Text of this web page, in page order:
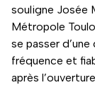
souligne Josée
Métropole
se passer
fréquence et
après